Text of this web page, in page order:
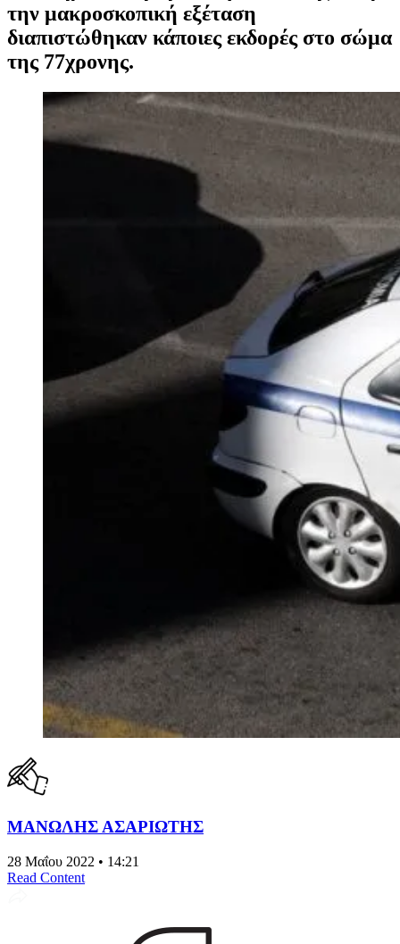
την μακροσκοπική εξέταση
διαπιστώθηκαν κάποιες εκδορές στο σώμα
της 77χρονης.
ΜΑΝΩΛΗΣ ΑΣΑΡΙΩΤΗΣ
28 Μαΐου 2022 • 14:21
Read Content